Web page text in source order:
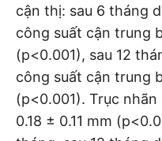
cận thị: sau 6 tháng
công suất cận trung
(p<0.001), sau 12
công suất cận trung
(p<0.001). Trục
0.18 ± 0.11 mm